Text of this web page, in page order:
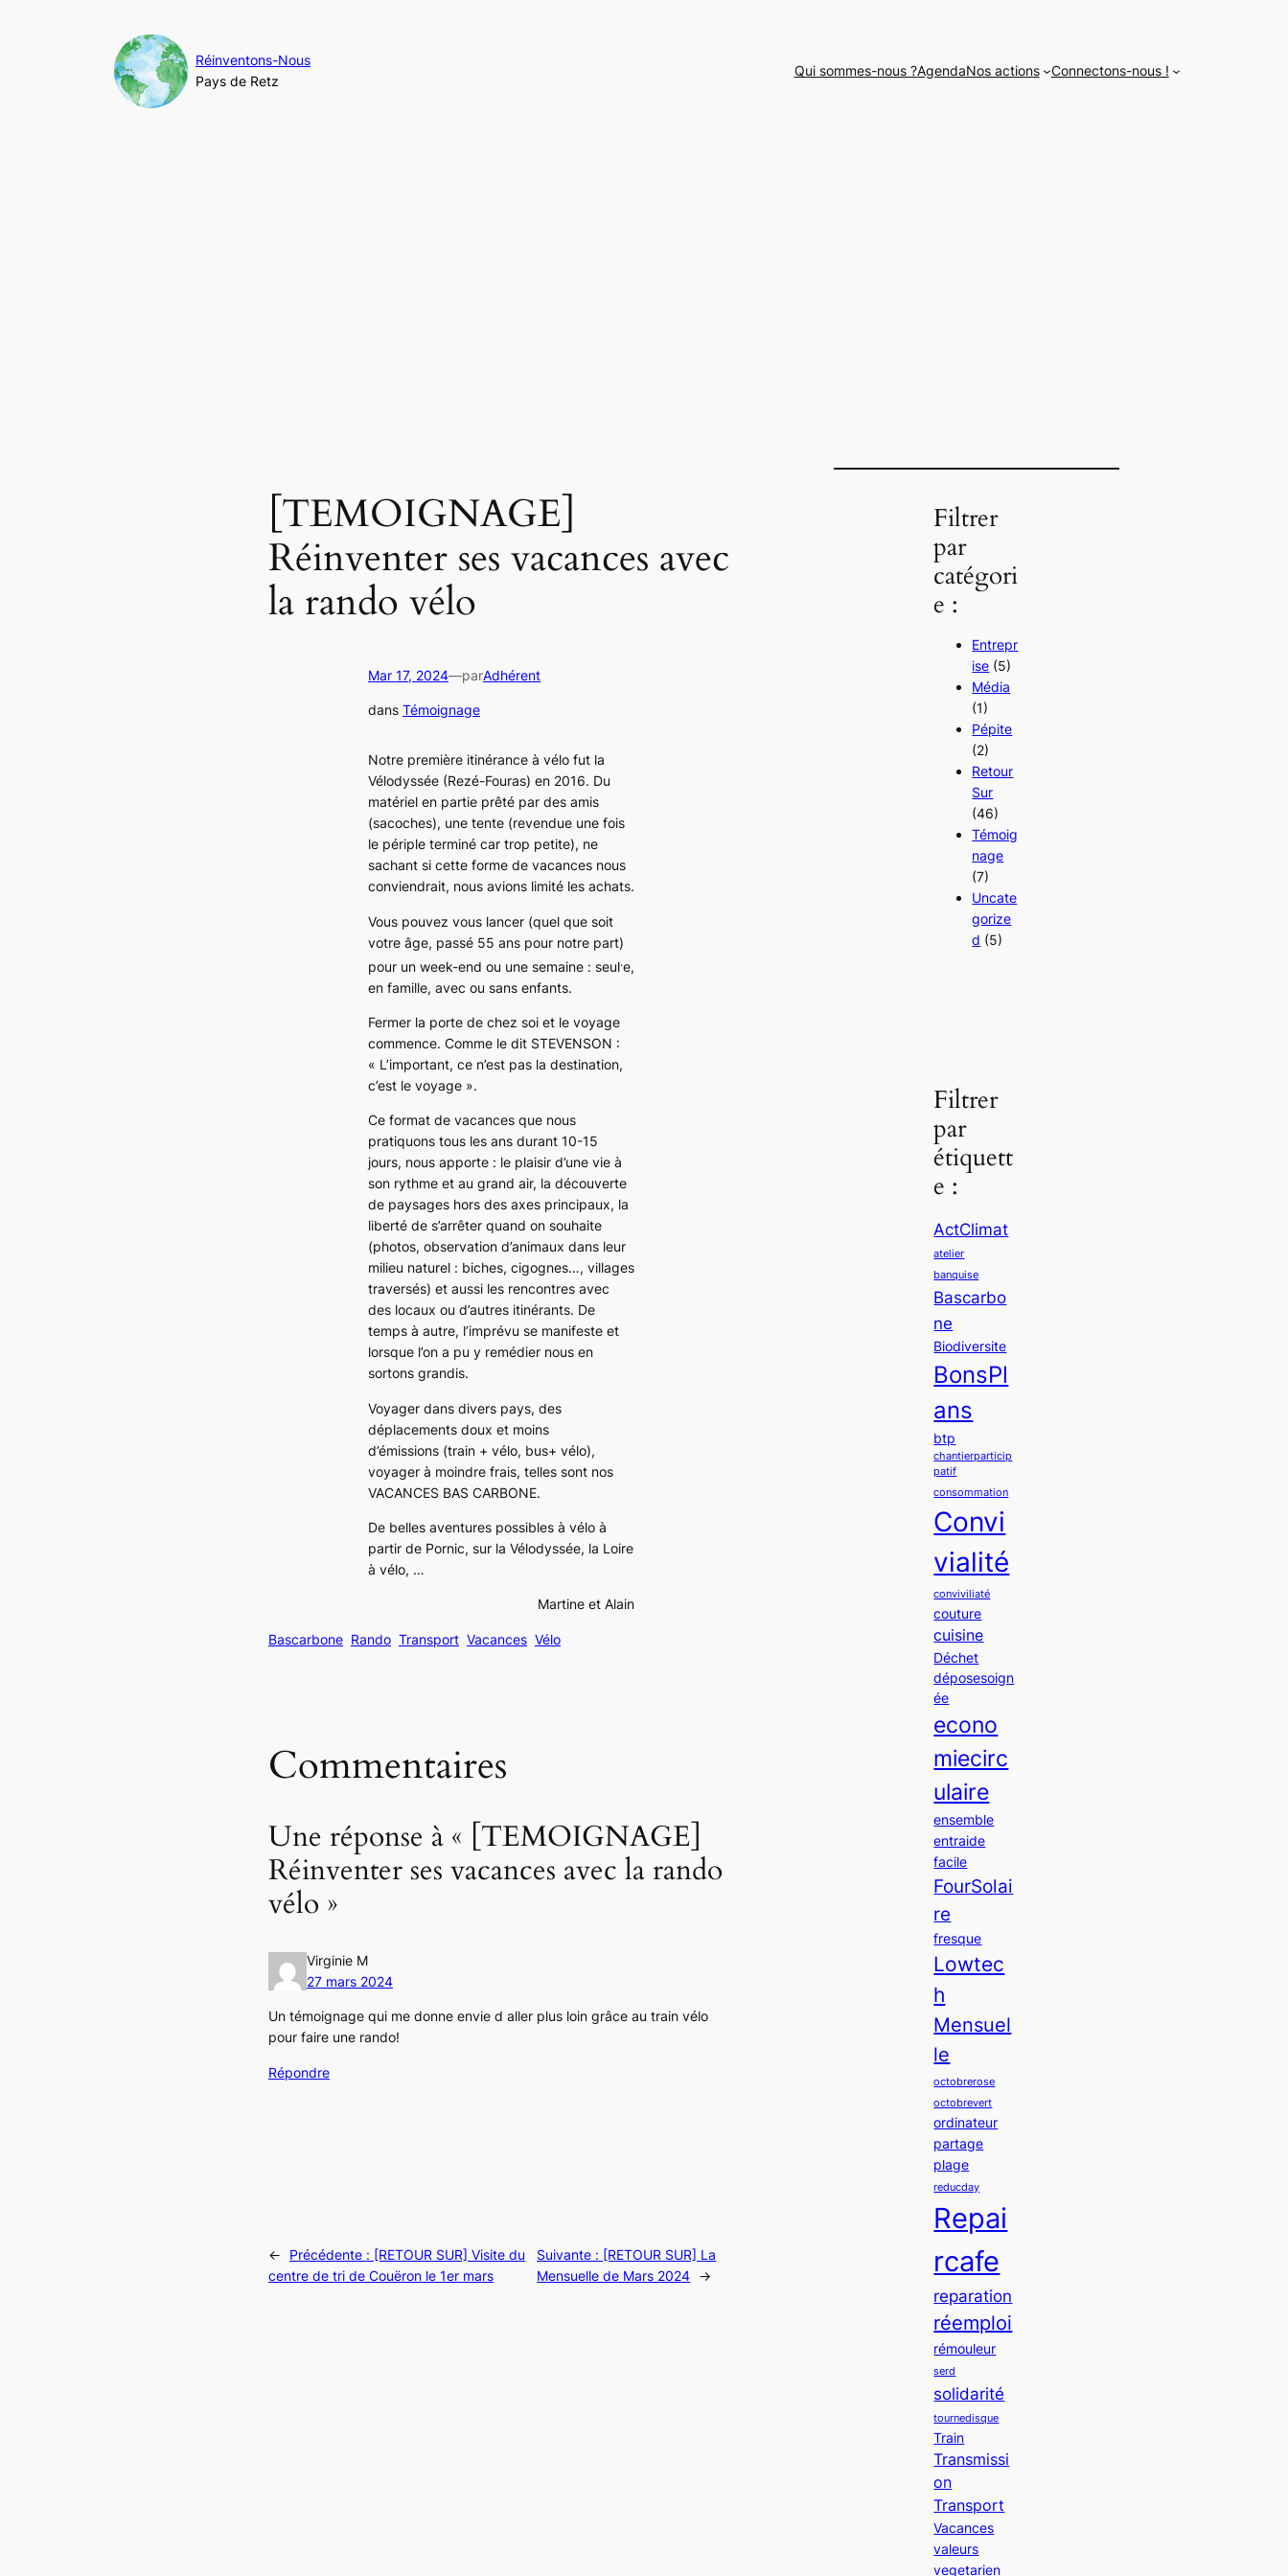
Réinventons-Nous
Pays de Retz
Qui sommes-nous ?AgendaNos actions Connectons-nous !
[TEMOIGNAGE]
Réinventer ses vacances avec
la rando vélo
Mar 17, 2024—parAdhérent
dans Témoignage
Notre première itinérance à vélo fut la
Vélodyssée (Rezé-Fouras) en 2016. Du
matériel en partie prêté par des amis
(sacoches), une tente (revendue une fois
le périple terminé car trop petite), ne
sachant si cette forme de vacances nous
conviendrait, nous avions limité les achats.
Vous pouvez vous lancer (quel que soit
votre âge, passé 55 ans pour notre part)
pour un week-end ou une semaine : seul.e,
en famille, avec ou sans enfants.
Fermer la porte de chez soi et le voyage
commence. Comme le dit STEVENSON :
« L’important, ce n’est pas la destination,
c’est le voyage ».
Ce format de vacances que nous
pratiquons tous les ans durant 10-15
jours, nous apporte : le plaisir d’une vie à
son rythme et au grand air, la découverte
de paysages hors des axes principaux, la
liberté de s’arrêter quand on souhaite
(photos, observation d’animaux dans leur
milieu naturel : biches, cigognes…, villages
traversés) et aussi les rencontres avec
des locaux ou d’autres itinérants. De
temps à autre, l’imprévu se manifeste et
lorsque l’on a pu y remédier nous en
sortons grandis.
Voyager dans divers pays, des
déplacements doux et moins
d’émissions (train + vélo, bus+ vélo),
voyager à moindre frais, telles sont nos
VACANCES BAS CARBONE.
De belles aventures possibles à vélo à
partir de Pornic, sur la Vélodyssée, la Loire
à vélo, …
Martine et Alain
Bascarbone Rando Transport Vacances Vélo
Commentaires
Une réponse à « [TEMOIGNAGE]
Réinventer ses vacances avec la rando
vélo »
Virginie M
27 mars 2024
Un témoignage qui me donne envie d aller plus loin grâce au train vélo
pour faire une rando!
Répondre
← Précédente : [RETOUR SUR] Visite du
centre de tri de Couëron le 1er mars
Suivante : [RETOUR SUR] La
Mensuelle de Mars 2024 →
Filtrer
par
catégori
e :
Entrepr
ise (5)
Média
(1)
Pépite
(2)
Retour
Sur
(46)
Témoig
nage
(7)
Uncate
gorize
d (5)
Filtrer
par
étiquett
e :
ActClimat
atelier
banquise
Bascarbo
ne
Biodiversite
BonsPl
ans
btp
chantierparticip
patif
consommation
Convi
vialité
conviviliaté
couture
cuisine
Déchet
déposesoign
ée
econo
miecirc
ulaire
ensemble
entraide
facile
FourSolai
re
fresque
Lowtec
h
Mensuel
le
octobrerose
octobrevert
ordinateur
partage
plage
reducday
Repai
rcafe
reparation
réemploi
rémouleur
serd
solidarité
tournedisque
Train
Transmissi
on
Transport
Vacances
valeurs
vegetarien